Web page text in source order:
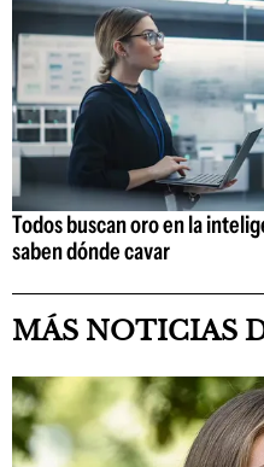
Todos buscan oro en la
saben dónde cavar
MÁS NOTICIAS